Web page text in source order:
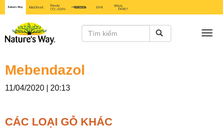
Mebendazol
11/04/2020 | 20:13
CÁC LOẠI GỖ KHÁC